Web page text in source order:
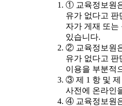
① 교육정보원
유가 없다고 판
자가 게재 또는
있습니다.
② 교육정보원
유가 없다고 판
이용을 부분적
③ 제 1 항 및 제
사전에 온라인
④ 교육정보원